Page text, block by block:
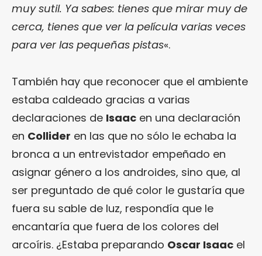
muy sutil. Ya sabes: tienes que mirar muy de
cerca, tienes que ver la película varias veces
para ver las pequeñas pistas«.
También hay que reconocer que el ambiente
estaba caldeado gracias a varias
declaraciones de Isaac en una declaración
en Collider en las que no sólo le echaba la
bronca a un entrevistador empeñado en
asignar género a los androides, sino que, al
ser preguntado de qué color le gustaría que
fuera su sable de luz, respondía que le
encantaría que fuera de los colores del
arcoíris. ¿Estaba preparando Oscar Isaac el